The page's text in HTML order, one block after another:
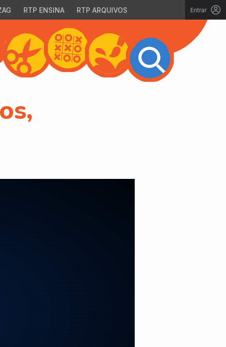
RTP ENSINA RTP ARQUIVOS Entrar